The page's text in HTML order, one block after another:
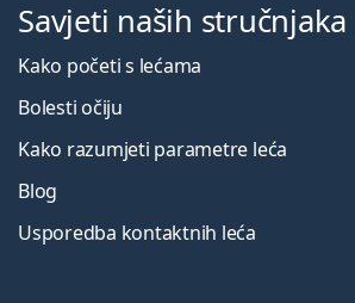
Savjeti naših stručnjaka
Kako početi s lećama
Bolesti očiju
Kako razumjeti parametre leća
Blog
Usporedba kontaktnih leća